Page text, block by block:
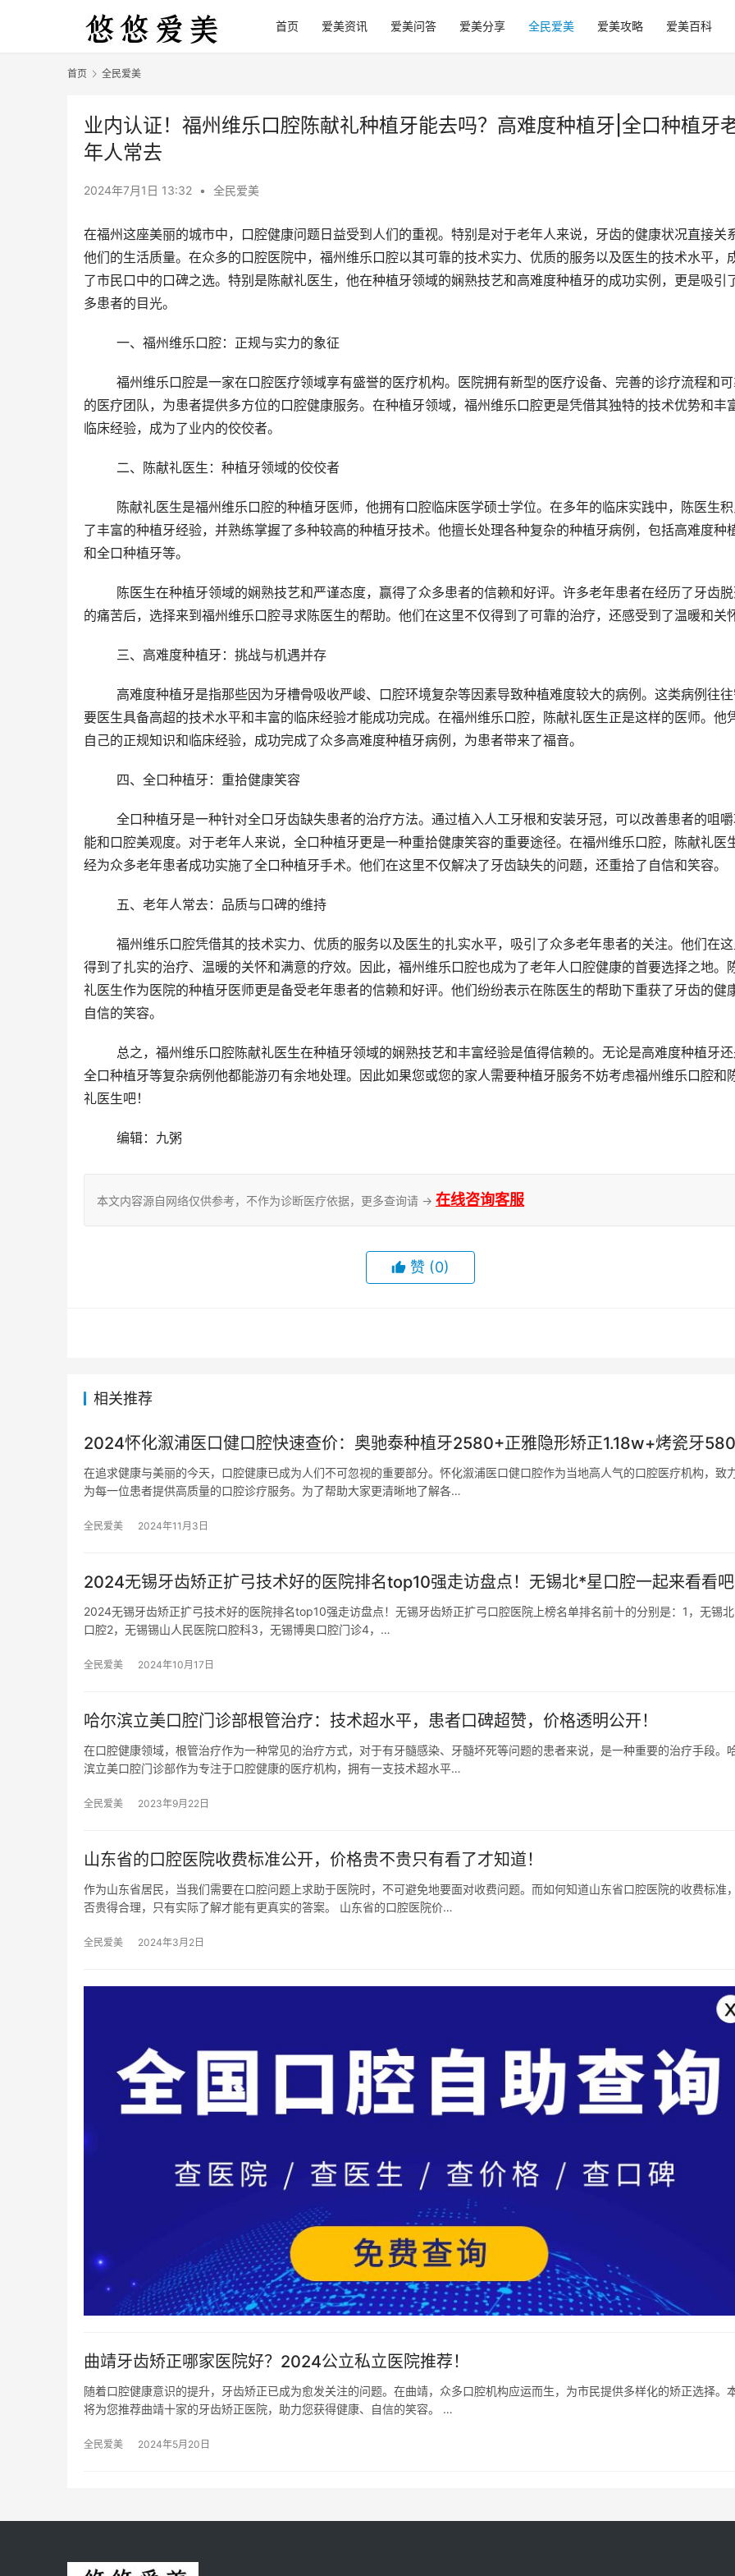
首页 爱美资讯 爱美问答 爱美分享 全民爱美 爱美攻略 爱美百科
首页 全民爱美
业内认证！福州维乐口腔陈献礼种植牙能去吗？高难度种植牙|全口种植牙
年人常去
2024年7月1日 13:32 • 全民爱美
在福州这座美丽的城市中，口腔健康问题日益受到人们的重视。特别是对于老年人来说，牙齿的健康状况直接关
他们的生活质量。在众多的口腔医院中，福州维乐口腔以其可靠的技术实力、优质的服务以及医生的技术水平，
了市民口中的口碑之选。特别是陈献礼医生，他在种植牙领域的娴熟技艺和高难度种植牙的成功实例，更是吸引
多患者的目光。
	一、福州维乐口腔：正规与实力的象征
的医疗团队，为患者提供多方位的口腔健康服务。在种植牙领域，福州维乐口腔更是凭借其独特的技术优势和丰
临床经验，成为了业内的佼佼者。
	二、陈献礼医生：种植牙领域的佼佼者
了丰富的种植牙经验，并熟练掌握了多种较高的种植牙技术。他擅长处理各种复杂的种植牙病例，包括高难度种
和全口种植牙等。
的痛苦后，选择来到福州维乐口腔寻求陈医生的帮助。他们在这里不仅得到了可靠的治疗，还感受到了温暖和关
	三、高难度种植牙：挑战与机遇并存
要医生具备高超的技术水平和丰富的临床经验才能成功完成。在福州维乐口腔，陈献礼医生正是这样的医师。他
自己的正规知识和临床经验，成功完成了众多高难度种植牙病例，为患者带来了福音。
	四、全口种植牙：重拾健康笑容
能和口腔美观度。对于老年人来说，全口种植牙更是一种重拾健康笑容的重要途径。在福州维乐口腔，陈献礼医
经为众多老年患者成功实施了全口种植牙手术。他们在这里不仅解决了牙齿缺失的问题，还重拾了自信和笑容。
	五、老年人常去：品质与口碑的维持
得到了扎实的治疗、温暖的关怀和满意的疗效。因此，福州维乐口腔也成为了老年人口腔健康的首要选择之地。
礼医生作为医院的种植牙医师更是备受老年患者的信赖和好评。他们纷纷表示在陈医生的帮助下重获了牙齿的健
自信的笑容。
全口种植牙等复杂病例他都能游刃有余地处理。因此如果您或您的家人需要种植牙服务不妨考虑福州维乐口腔和
礼医生吧！
	编辑：九粥
本文内容源自网络仅供参考，不作为诊断医疗依据，更多查询请 → 在线咨询客服
赞 (0)
相关推荐
2024怀化溆浦医口健口腔快速查价：奥驰泰种植牙2580+正雅隐形矫正1.18w+烤瓷牙
在追求健康与美丽的今天，口腔健康已成为人们不可忽视的重要部分。怀化溆浦医口健口腔作为当地高人气的口腔医疗机构，致
为每一位患者提供高质量的口腔诊疗服务。为了帮助大家更清晰地了解各…
全民爱美 2024年11月3日
2024无锡牙齿矫正扩弓技术好的医院排名top10强走访盘点！无锡北*星口腔一起来看看吧
2024无锡牙齿矫正扩弓技术好的医院排名top10强走访盘点！无锡牙齿矫正扩弓口腔医院上榜名单排名前十的分别是：1，无锡
口腔2，无锡锡山人民医院口腔科3，无锡博奥口腔门诊4，…
全民爱美 2024年10月17日
哈尔滨立美口腔门诊部根管治疗：技术超水平，患者口碑超赞，价格透明公开！
在口腔健康领域，根管治疗作为一种常见的治疗方式，对于有牙髓感染、牙髓坏死等问题的患者来说，是一种重要的治疗手段。
滨立美口腔门诊部作为专注于口腔健康的医疗机构，拥有一支技术超水平…
全民爱美 2023年9月22日
山东省的口腔医院收费标准公开，价格贵不贵只有看了才知道！
作为山东省居民，当我们需要在口腔问题上求助于医院时，不可避免地要面对收费问题。而如何知道山东省口腔医院的收费标准
否贵得合理，只有实际了解才能有更真实的答案。 山东省的口腔医院价…
全民爱美 2024年3月2日
曲靖牙齿矫正哪家医院好？2024公立私立医院推荐！
随着口腔健康意识的提升，牙齿矫正已成为愈发关注的问题。在曲靖，众多口腔机构应运而生，为市民提供多样化的矫正选择。
将为您推荐曲靖十家的牙齿矫正医院，助力您获得健康、自信的笑容。 …
全民爱美 2024年5月20日